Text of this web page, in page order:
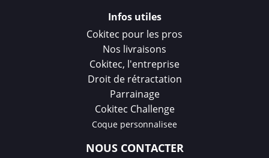
Infos utiles
Cokitec pour les pros
Nos livraisons
Cokitec, l'entreprise
Droit de rétractation
Parrainage
Cokitec Challenge
Coque personnalisee
NOUS CONTACTER